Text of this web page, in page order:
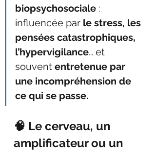
biopsychosociale :
influencée par le stress, les
pensées catastrophiques,
l’hypervigilance… et
souvent entretenue par
une incompréhension de
ce qui se passe.
🧠 Le cerveau, un
amplificateur ou un